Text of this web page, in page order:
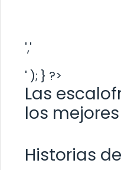
','
' ); } ?>
Las
los
Historias